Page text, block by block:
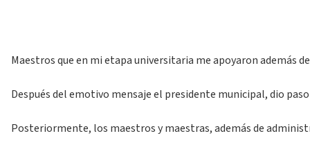
Maestros que en mi etapa universitaria me apoyaron además
Después del emotivo mensaje el presidente municipal, dio
Posteriormente, los maestros y maestras, además de